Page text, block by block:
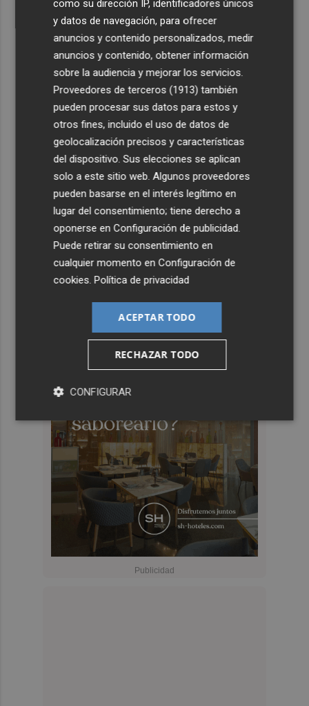
como su dirección IP, identificadores únicos
y datos de navegación, para ofrecer
anuncios y contenido personalizados, medir
anuncios y contenido, obtener información
sobre la audiencia y mejorar los servicios.
Proveedores de terceros (1913) también
pueden procesar sus datos para estos y
otros fines, incluido el uso de datos de
geolocalización precisos y características
del dispositivo. Sus elecciones se aplican
solo a este sitio web. Algunos proveedores
pueden basarse en el interés legítimo en
lugar del consentimiento; tiene derecho a
oponerse enConfiguración de publicidad
Puede retirar su consentimiento en
cualquier momento enConfiguración de
cookies .Política de privacidad
ACEPTAR TODO
RECHAZAR TODO
CONFIGURAR